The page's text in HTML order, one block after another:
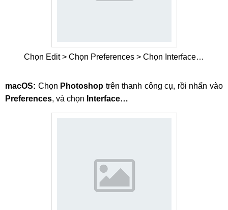
Chọn Edit > Chọn Preferences > Chọn Interface…
macOS: Chọn Photoshop trên thanh công cụ, rồi nhấn vào
Preferences, và chọn Interface…